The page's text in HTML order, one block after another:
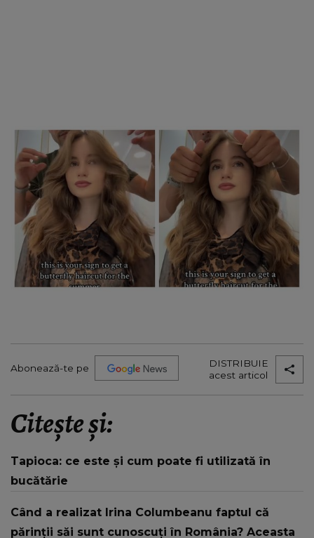
Abonează-te pe
DISTRIBUIE
acest articol
Citește și:
Tapioca: ce este și cum poate fi utilizată în
bucătărie
Când a realizat Irina Columbeanu faptul că
părinții săi sunt cunoscuți în România? Aceasta